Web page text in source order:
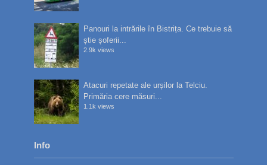
Panouri la intrările în Bistrița. Ce trebuie să
știe șoferii...
2.9k views
Atacuri repetate ale urșilor la Telciu.
Primăria cere măsuri...
1.1k views
Info